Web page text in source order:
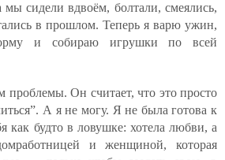
мы сидели вдвоём, болтали, смеялись,
в прошлом. Теперь я варю ужин,
и собираю игрушки по всей
проблемы. Он считает, что это просто
А я не могу. Я не была готова к
как будто в ловушке: хотела любви, а
и женщиной, которая